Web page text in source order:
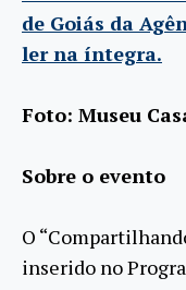
de Goiás da
ler na íntegra.
Foto: Museu
Sobre o evento
O
inserido no